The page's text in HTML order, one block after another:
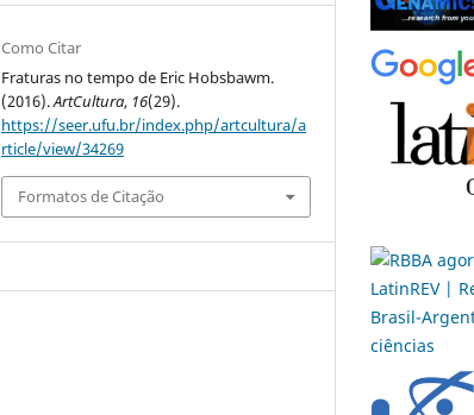
Como Citar
Fraturas no tempo de Eric Hobsbawm.
(2016).ArtCultura, 16(29).
https://seer.ufu.br/index.php/artcultura/a
rticle/view/34269
Formatos de Citação